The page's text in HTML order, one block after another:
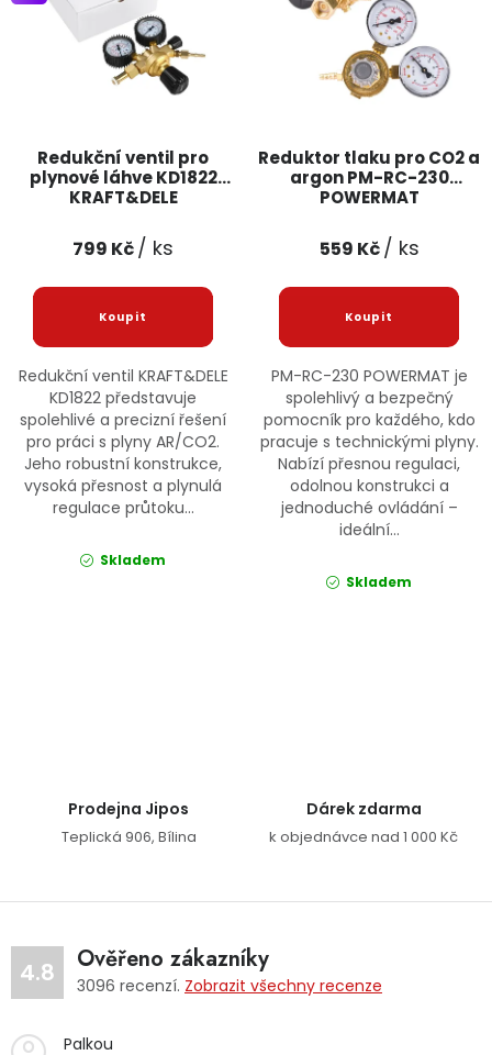
Jaký je aktuální stav mé objednávky?
Velkoobchodní spolupráce (B2B) Prodejna nářadí
Servis nářadí Hodnocení obchodu
Doprava a platba
Reklamační formulář Odstoupení ve lhůtě 14 dní
Obchodní podmínky Reklamační řád
Podmínky ochrany osobních údajů
Redukční ventil pro
plynové láhve KD1822
KRAFT&DELE
799 Kč/ ks
Redukční ventil KRAFT&DELE
KD1822 představuje
spolehlivé a precizní řešení
pro práci s plyny AR/CO2.
Jeho robustní konstrukce,
vysoká přesnost a plynulá
regulace průtoku...
Skladem
Reduktor tlaku pro CO2 a
argon PM-RC-230
POWERMAT
559 Kč/ ks
PM-RC-230 POWERMAT je
spolehlivý a bezpečný
pomocník pro každého, kdo
pracuje s technickými plyny.
Nabízí přesnou regulaci,
odolnou konstrukci a
jednoduché ovládání –
ideální...
Skladem
Prodejna Jipos
Teplická 906, Bílina
Dárek zdarma
k objednávce nad 1 000 Kč
4.8 Ověřeno zákazníky
3096 recenzí. Zobrazit všechny recenze
Palkou